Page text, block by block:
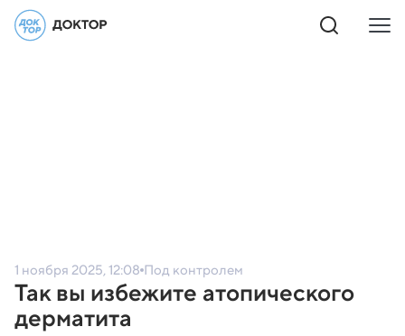
1 ноября 2025, 12:08 Под контролем
Так вы избежите атопического
дерматита